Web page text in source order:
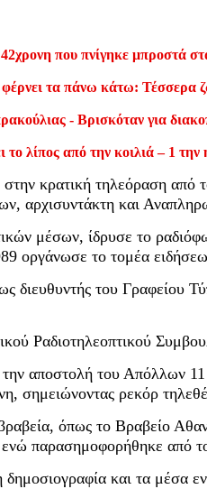
που πνίγηκε μπροστά
τα πάνω κάτω: Τέσσερα
- Βρισκόταν για
το λίπος από την κοιλιά – 1 την
κρατική τηλεόραση από
αρχισυντάκτη και
μέσων, ίδρυσε το
οργάνωσε το τομέα
διευθυντής του Γραφείου
Ραδιοτηλεοπτικού
αποστολή του Απόλλων
σημειώνοντας ρεκόρ
όπως το Βραβείο
παρασημοφορήθηκε από
και τα μέσα